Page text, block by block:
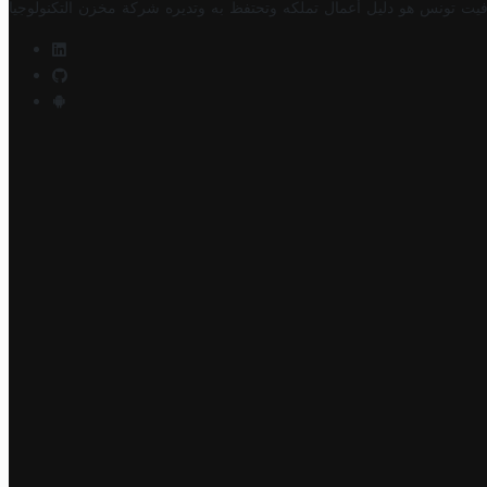
تونس هو دليل أعمال تملكه وتحتفظ به وتديره شركة مخزن التكنولوجيا